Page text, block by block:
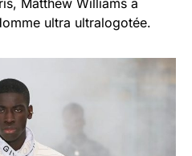
Matthew Williams a
ultra ultralogotée.